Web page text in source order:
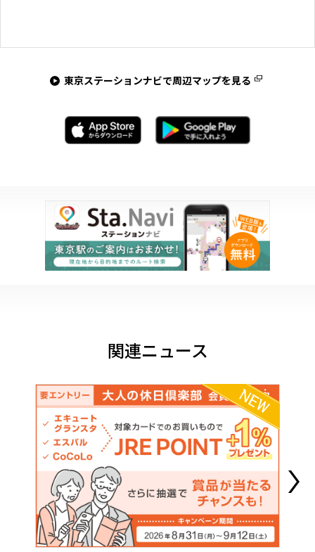
東京ステーションナビで周辺マップを見る
関連ニュース